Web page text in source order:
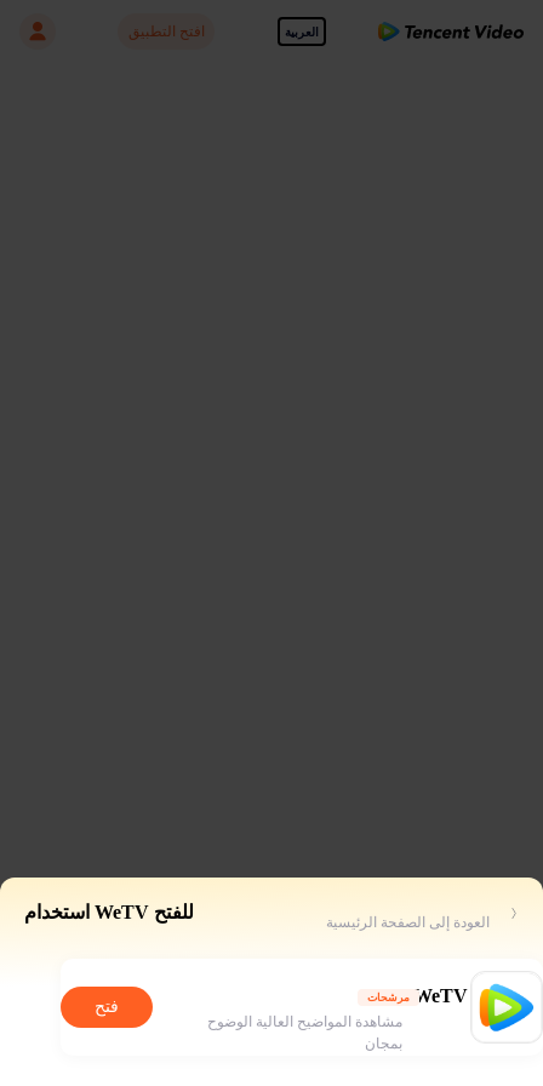
العربية افتح التطبيق
للفتح WeTV استخدام العودة إلى الصفحة الرئيسية
WeTV مرشحات
مشاهدة المواضيح العالية الوضوح
بمجان
فتح